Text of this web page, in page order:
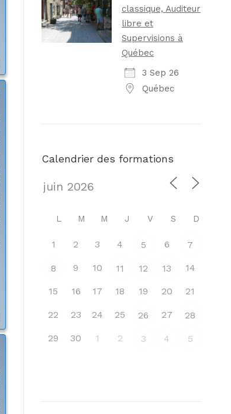
classique, Auditeur
libre et
Supervisions à
Québec
3 Sep 26
Québec
Calendrier des formations
L M M J V S D
1 2 3 4 5 6 7
8 9 10 11 12 13 14
15 16 17 18 19 20 21
22 23 24 25 26 27 28
29 30 1 2 3 4 5